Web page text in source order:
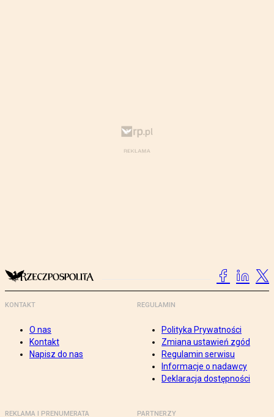
KONTAKT
O nas
Kontakt
Napisz do nas
REGULAMIN
Polityka Prywatności
Zmiana ustawień zgód
Regulamin serwisu
Informacje o nadawcy
Deklaracja dostępności
REKLAMA I PRENUMERATA PARTNERZY